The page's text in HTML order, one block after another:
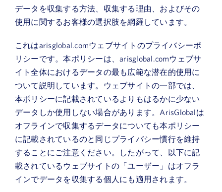
データを収集する方法、収集する理由、およびその
使用に関するお客様の選択肢を網羅しています。
これはarisglobal.comウェブサイトのプライバシーポ
リシーです。本ポリシーは、arisglobal.comウェブサ
イト全体におけるデータの最も広範な潜在的使用に
ついて説明しています。ウェブサイトの一部では、
本ポリシーに記載されているよりもはるかに少ない
データしか使用しない場合があります。ArisGlobalは
オフラインで収集するデータについても本ポリシー
に記載されているのと同じプライバシー慣行を維持
することにご注意ください。したがって、以下に記
載されているウェブサイトの「ユーザー」はオフラ
インでデータを収集する個人にも適用されます。